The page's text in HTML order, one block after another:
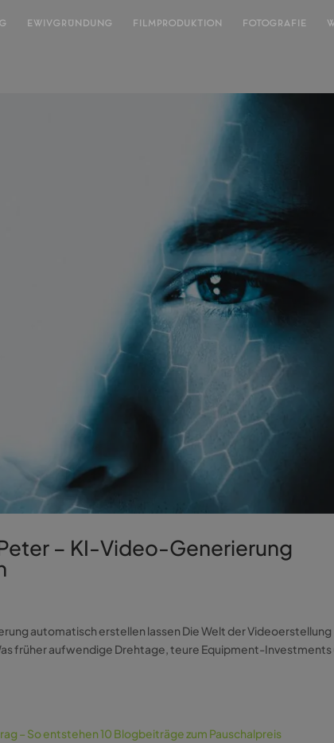
EWIVGRÜNDUNG FILMPRODUKTION FOTOGRAFIE
– KI-Video-Generierung
automatisch erstellen lassen Die Welt der
früher aufwendige Drehtage, teure Equipment-Investments